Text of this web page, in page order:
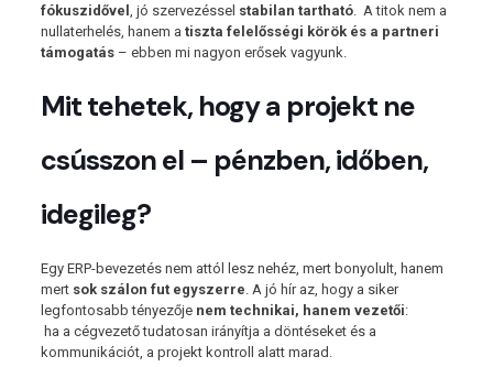
fókuszidővel , jó szervezéssel stabilan tartható. A titok nem a
nullaterhelés, hanem a tiszta felelősségi körök és a partneri
támogatás– ebben mi nagyon erősek vagyunk.
Mit tehetek, hogy a projekt ne
csússzon el – pénzben, időben,
idegileg?
Egy ERP-bevezetés nem attól lesz nehéz, mert bonyolult, hanem
mert sok szálon fut egyszerre. A jó hír az, hogy a siker
legfontosabb tényezője nem technikai, hanem vezetői:
ha a cégvezető tudatosan irányítja a döntéseket és a
kommunikációt, a projekt kontroll alatt marad.